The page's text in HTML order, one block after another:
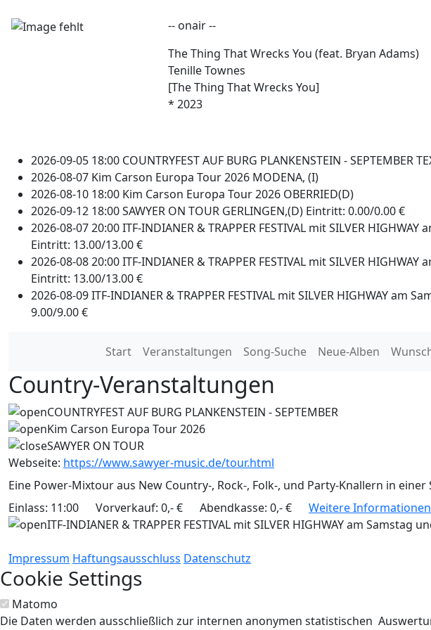
-- onair --
The Thing That Wrecks You (feat. Bryan Adams)
Tenille Townes
[The Thing That Wrecks You]
* 2023
2026-09-05 18:00 COUNTRYFEST AUF BURG PLANKENSTEIN - SEPTEMBER
2026-08-07 Kim Carson Europa Tour 2026 MODENA, (I)
2026-08-10 18:00 Kim Carson Europa Tour 2026 OBERRIED(D)
2026-09-12 18:00 SAWYER ON TOUR GERLINGEN,(D) Eintritt: 0.00/0.00 €
2026-08-07 20:00 ITF-INDIANER & TRAPPER FESTIVAL mit SILVER
Eintritt: 13.00/13.00 €
2026-08-08 20:00 ITF-INDIANER & TRAPPER FESTIVAL mit SILVER
Eintritt: 13.00/13.00 €
2026-08-09 ITF-INDIANER & TRAPPER FESTIVAL mit SILVER HIGHWAY am
9.00/9.00 €
Start Veranstaltungen Song-Suche Neue-Alben
Country-Veranstaltungen
COUNTRYFEST AUF BURG PLANKENSTEIN - SEPTEMBER
Kim Carson Europa Tour 2026
SAWYER ON TOUR
Webseite: https://www.sawyer-music.de/tour.html
Eine Power-Mixtour aus New Country-, Rock-, Folk-, und Party-Knallern in einer
Einlass: 11:00
Vorverkauf: 0,- € Abendkasse: 0,- € Weitere Informationen
ITF-INDIANER & TRAPPER FESTIVAL mit SILVER HIGHWAY am Samstag
Impressum Haftungsausschluss Datenschutz
Cookie Settings
Matomo
Die Daten werden ausschließlich zur internen anonymen statistischen